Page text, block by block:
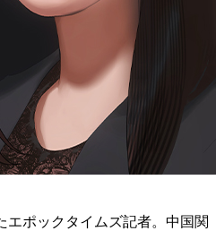
エポックタイムズ記者。中国関